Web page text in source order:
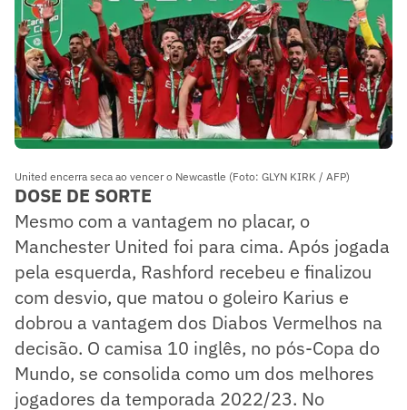
United encerra seca ao vencer o Newcastle (Foto: GLYN KIRK / AFP)
DOSE DE SORTE
Mesmo com a vantagem no placar, o
Manchester United foi para cima. Após jogada
pela esquerda, Rashford recebeu e finalizou
com desvio, que matou o goleiro Karius e
dobrou a vantagem dos Diabos Vermelhos na
decisão. O camisa 10 inglês, no pós-Copa do
Mundo, se consolida como um dos melhores
jogadores da temporada 2022/23. No